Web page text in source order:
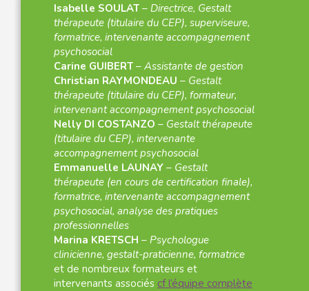
Isabelle SOULAT – Directrice, Gestalt
thérapeute (titulaire du CEP), superviseure,
formatrice, intervenante accompagnement
psychosocial
Carine GUIBERT – Assistante de gestion
Christian RAYMONDEAU – Gestalt
thérapeute (titulaire du CEP), formateur,
intervenant accompagnement psychosocial
Nelly DI COSTANZO – Gestalt thérapeute
(titulaire du CEP), intervenante
accompagnement psychosocial
Emmanuelle LAUNAY – Gestalt
thérapeute (en cours de certification finale),
formatrice, intervenante accompagnement
psychosocial, analyse des pratiques
professionnelles
Marina KRETSCH – Psychologue
clinicienne, gestalt-praticienne, formatrice
et de nombreux formateurs et
intervenants associés cf l’équipe complète